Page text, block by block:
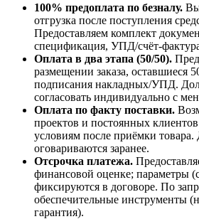
100% предоплата по безналу.
отгрузка после поступления
Предоставляем комплект
спецификация, УПД/счёт-
Оплата в два этапа (50/50).
размещении заказа, оставшиеся
подписания накладных/УПД.
согласовать индивидуально с
Оплата по факту поставки.
проектов и постоянных
условиям после приёмки товара.
оговариваются заранее.
Отсрочка платежа.
финансовой оценке; параметры
фиксируются в договоре. По
обеспечительные инструменты
гарантия).